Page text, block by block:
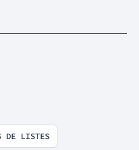
DE LISTES